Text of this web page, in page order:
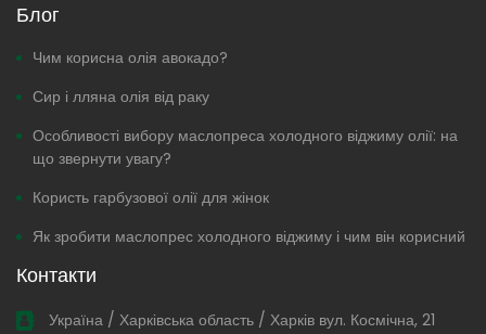
Блог
Чим корисна олія авокадо?
Сир і лляна олія від раку
Особливості вибору маслопреса холодного віджиму олії: на
що звернути увагу?
Користь гарбузової олії для жінок
Як зробити маслопрес холодного віджиму і чим він корисний
Контакти
Україна / Харківська область / Харків вул. Космічна, 21